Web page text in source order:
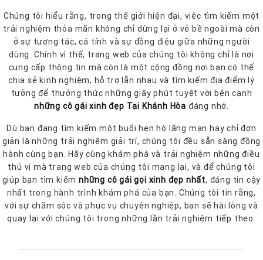
Chúng tôi hiểu rằng, trong thế giới hiện đại, việc tìm kiếm một
trải nghiệm thỏa mãn không chỉ dừng lại ở vẻ bề ngoài mà còn
ở sự tương tác, cá tính và sự đồng điệu giữa những người
dùng. Chính vì thế, trang web của chúng tôi không chỉ là nơi
cung cấp thông tin mà còn là một cộng đồng nơi bạn có thể
chia sẻ kinh nghiệm, hỗ trợ lẫn nhau và tìm kiếm địa điểm lý
tưởng để thưởng thức những giây phút tuyệt vời bên cạnh
những cô gái xinh đẹp Tại Khánh Hòa đáng nhớ.
Dù bạn đang tìm kiếm một buổi hẹn hò lãng mạn hay chỉ đơn
giản là những trải nghiệm giải trí, chúng tôi đều sẵn sàng đồng
hành cùng bạn. Hãy cùng khám phá và trải nghiệm những điều
thú vị mà trang web của chúng tôi mang lại, và để chúng tôi
giúp bạn tìm kiếmnhững cô gái gọi xinh đẹp nhất, đáng tin cậy
nhất trong hành trình khám phá của bạn. Chúng tôi tin rằng,
với sự chăm sóc và phục vụ chuyên nghiệp, bạn sẽ hài lòng và
quay lại với chúng tôi trong những lần trải nghiệm tiếp theo.